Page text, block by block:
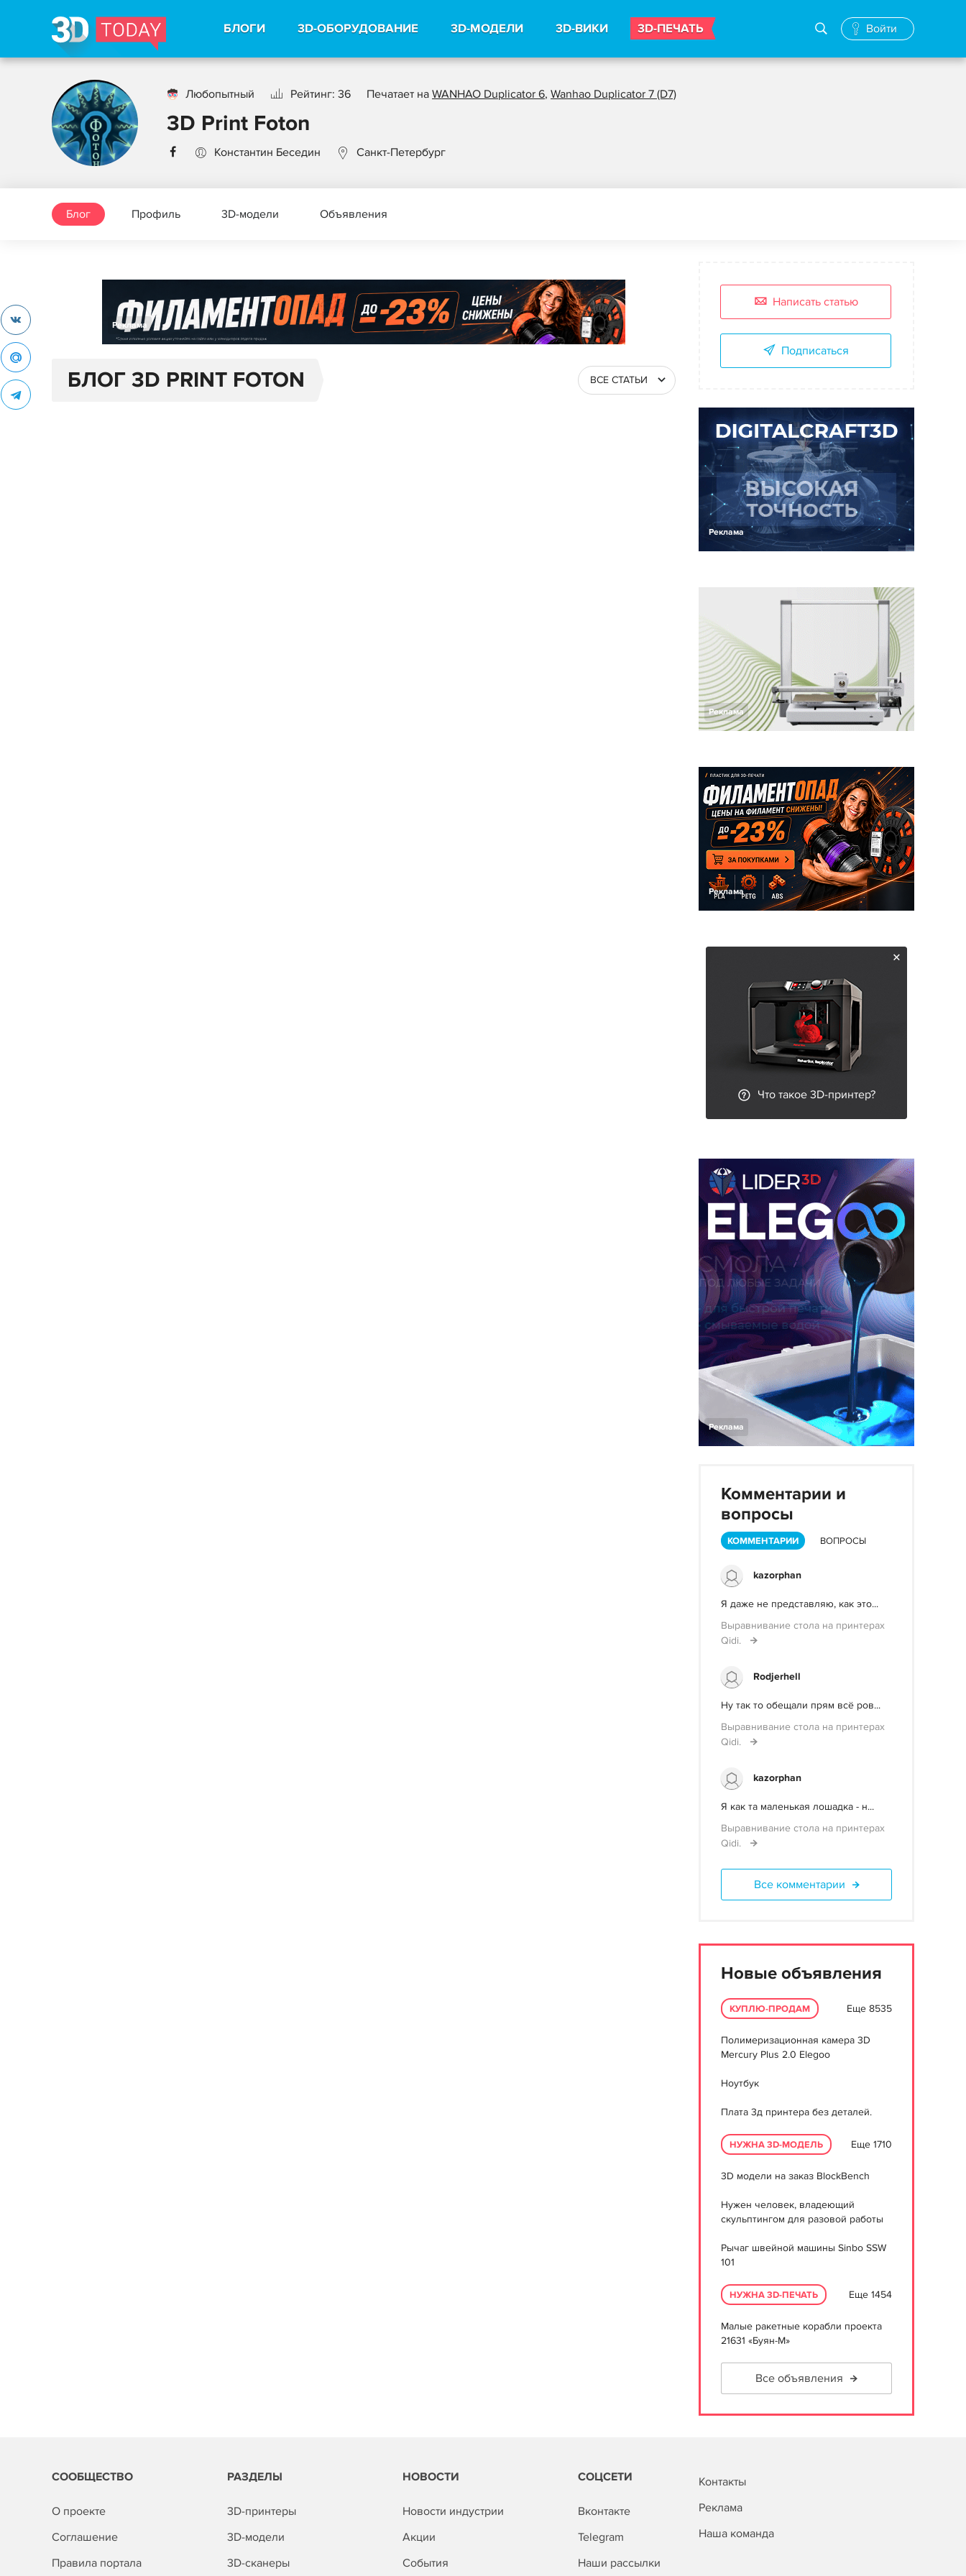
БЛОГИ 3D-ОБОРУДОВАНИЕ 3D-МОДЕЛИ 3D-ВИКИ 3D-ПЕЧАТЬ Войти
Любопытный Рейтинг: 36 Печатает на WANHAO Duplicator 6, Wanhao Duplicator 7 (D7)
3D Print Foton
Константин Беседин Санкт-Петербург
Блог Профиль 3D-модели Объявления
Реклама
БЛОГ 3D PRINT FOTON ВСЕ СТАТЬИ
Написать статью
Подписаться
Реклама
Реклама
Реклама
Что такое 3D-принтер?
Реклама
Комментарии и
вопросы
КОММЕНТАРИИ ВОПРОСЫ
kazorphan
Я даже не представляю, как это...
Выравнивание стола на принтерах
Qidi.
Rodjerhell
Ну так то обещали прям всё ров...
Выравнивание стола на принтерах
Qidi.
kazorphan
Я как та маленькая лошадка - н...
Выравнивание стола на принтерах
Qidi.
Все комментарии
Новые объявления
КУПЛЮ-ПРОДАМ Еще 8535
Полимеризационная камера 3D
Mercury Plus 2.0 Elegoo
Ноутбук
Плата 3д принтера без деталей.
НУЖНА 3D-МОДЕЛЬ Еще 1710
3D модели на заказ BlockBench
Нужен человек, владеющий
скульптингом для разовой работы
Рычаг швейной машины Sinbo SSW
101
НУЖНА 3D-ПЕЧАТЬ Еще 1454
Малые ракетные корабли проекта
21631 «Буян-М»
Все объявления
СООБЩЕСТВО
О проекте
Соглашение
Правила портала
РАЗДЕЛЫ
3D-принтеры
3D-модели
3D-сканеры
НОВОСТИ
Новости индустрии
Акции
События
СОЦСЕТИ
Вконтакте
Telegram
Наши рассылки
Контакты
Реклама
Наша команда